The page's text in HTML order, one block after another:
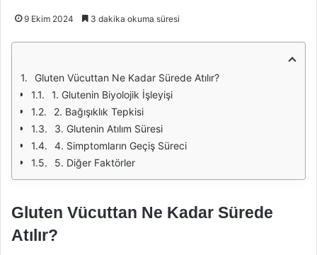
9 Ekim 2024 3 dakika okuma süresi
Gluten Vücuttan Ne Kadar Sürede Atılır?
1. Glutenin Biyolojik İşleyişi
2. Bağışıklık Tepkisi
3. Glutenin Atılım Süresi
4. Simptomların Geçiş Süreci
5. Diğer Faktörler
Gluten Vücuttan Ne Kadar Sürede
Atılır?